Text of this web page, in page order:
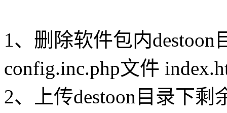
1、删除软件包内destoon
config.inc.php文件
2、上传destoon目录下